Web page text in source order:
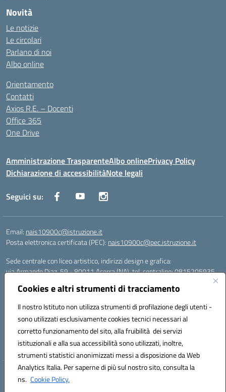
Cookies e altri strumenti di tracciamento
Il nostro Istituto non utilizza strumenti di profilazione degli utenti -
sono utilizzati esclusivamente cookies tecnici necessari al
corretto funzionamento del sito, alla fruibilità dei servizi
istituzionali e alla sua accessibilità sono utilizzati, inoltre,
strumenti statistici anonimizzati messi a disposizione da Web
Analytics Italia. Per saperne di più sul nostro sito, consulta la
ns. Cookie Policy.
Novità
Le notizie
Le circolari
Parlano di noi
Albo online
Orientamento
Contatti
Axios R.E. – Docenti
Office 365
One Drive
Amministrazione TrasparenteAlbo onlinePrivacy Policy
Dichiarazione di accessibilitàNote legali
Seguici su:
Email: nais10900c@istruzione.it
Posta elettronica certificata (PEC): nais10900c@pec.istruzione.it
Sede centrale con liceo artistico, indirizzi design e grafica:
via Armando Diaz, 59 - 80011 Acerra (NA), tel. centralino: 0815205935
via T. Campanella, 80011 Acerra (NA), tel/fax: 0818850905
Sede succursale con liceo musicale:
via S. Pellico, 80011 Acerra (NA), tel: 08119660921
Email: nais10900c@istruzione.it | PEC: nais10900c@pec.istruzione.it |
Nome Ufficio PA: Uff_eFatturaPA | Codice Univoco ufficio: UFOYYV |
C.Fisc: 93056740637
Hosting & Powered by 3D Solution S.r.l.
Concept & Design by Designers Italia